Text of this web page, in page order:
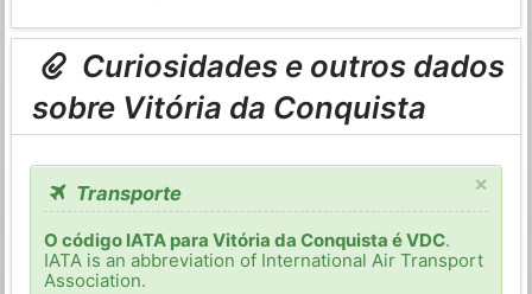
Curiosidades e outros dados
sobre Vitória da Conquista
×
Transporte
O código IATA para Vitória da Conquista é VDC.
IATA is an abbreviation of International Air Transport
Association.